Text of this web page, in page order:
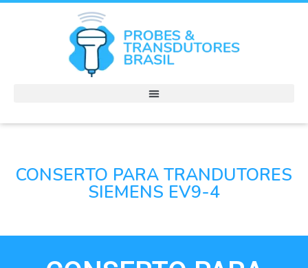
CONSERTO PARA TRANDUTORES
SIEMENS EV9-4